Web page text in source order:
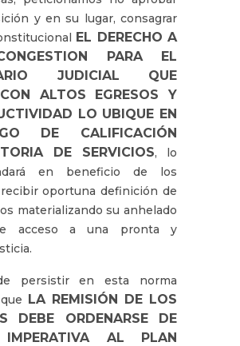
y en su lugar, consagrar
EL DERECHO A
PARA EL
JUDICIAL
QUE
ALTOS EGRESOS Y
LO UBIQUE EN
DE CALIFICACIÓN
DE SERVICIOS, lo
en beneficio de los
oportuna definición de
materializando su anhelado
acceso a una pronta y
persistir en esta norma
LA REMISIÓN DE LOS
DEBE ORDENARSE DE
IMPERATIVA AL PLAN